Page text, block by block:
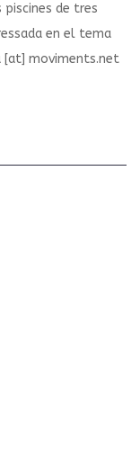
de tres
en el tema
[at] moviments.net